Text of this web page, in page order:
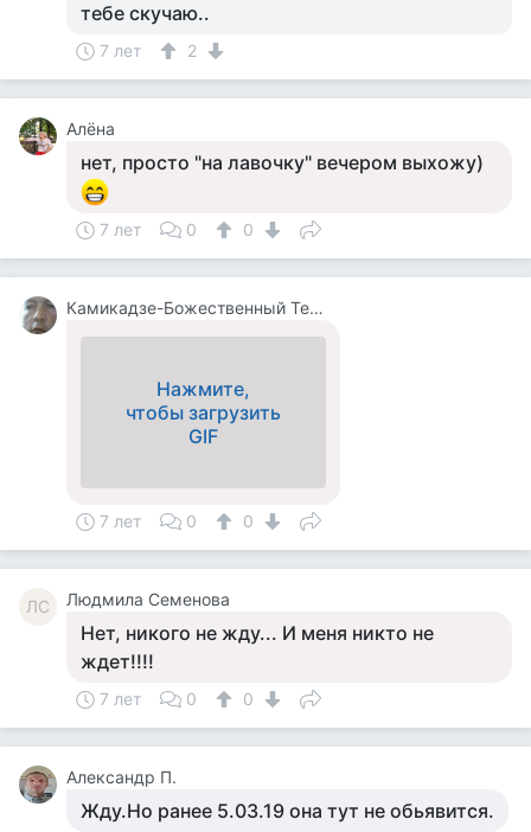
тебе скучаю..
7 лет 2
Алёна
нет, просто "на лавочку" вечером выхожу)
7 лет 0 0
Камикадзе-Божественный Теплый Ветерок
Нажмите,
чтобы загрузить
GIF
7 лет 0 0
ЛС Людмила Семенова
Нет, никого не жду... И меня никто не
ждет!!!!
7 лет 0 0
Александр П.
Жду.Но ранее 5.03.19 она тут не обьявится.